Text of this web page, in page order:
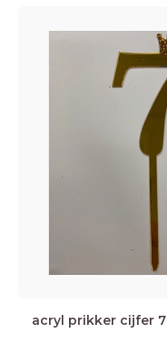
acryl prikker cijfer 7